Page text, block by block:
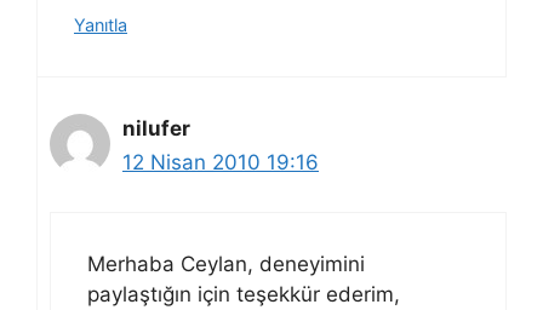
Yanıtla
nilufer
12 Nisan 2010 19:16
Merhaba Ceylan, deneyimini
paylaştığın için teşekkür ederim,